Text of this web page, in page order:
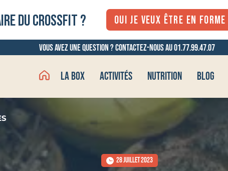
DU CROSSFIT ? OUI JE VEUX ÊTRE EN FORME
Vous avez une question ? Contactez-nous au 01.77.99.47.07
La box Activités Nutrition Blog
28 JUILLET 2023